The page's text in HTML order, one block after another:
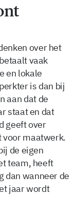
over het
vaak
en lokale
is dan bij
aan dat de
staat en dat
geeft over
voor maatwerk.
de eigen
team, heeft
dan wanneer de
jaar wordt